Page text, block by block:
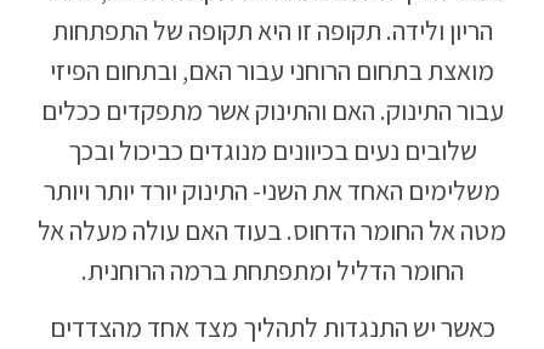
הריון ולידה. תקופה זו היא תקופה של התפתחות
מואצת בתחום הרוחני עבור האם, ובתחום הפיזי
עבור התינוק. האם והתינוק אשר מתפקדים ככלים
שלובים נעים בכיוונים מנוגדים כביכול ובכך
משלימים האחד את השני- התינוק יורד יותר ויותר
מטה אל החומר הדחוס. בעוד האם עולה מעלה אל
החומר הדליל ומתפתחת ברמה הרוחנית.
כאשר יש התנגדות לתהליך מצד אחד מהצדדים